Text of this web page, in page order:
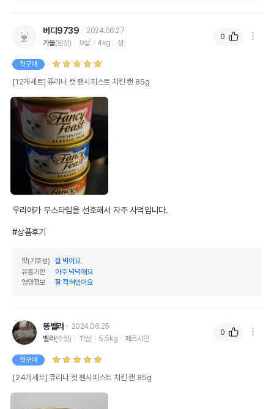
버디9739
2024.06.27
가을(암컷) 9살 4kg 샴
첫구매
[12개세트] 퓨리나 캣 팬시피스트 치킨 캔 85g
우리애가 무스타입을 선호해서 자주 사먹입니다.
#상품후기
맛(기호성)
잘 먹어요
유통기한
아주 넉넉해요
영양정보
잘 적혀있어요
0
똥벨라
2024.06.25
벨라(수컷) 11살 5.5kg 페르시안
첫구매
[24개세트] 퓨리나 캣 팬시피스트 치킨 캔 85g
0